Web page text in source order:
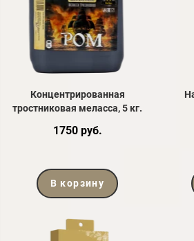
Концентрированная
тростниковая меласса, 5 кг.
1750 руб.
В корзину